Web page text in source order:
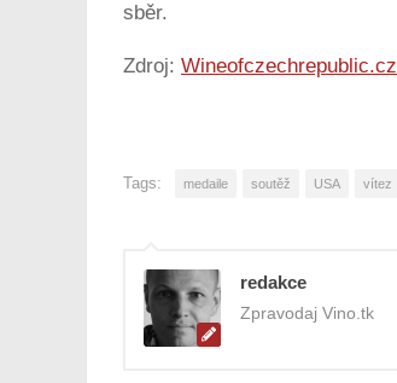
sběr.
Zdroj: Wineofczechrepublic.cz
Tags: medaile soutěž USA vítez
redakce
Zpravodaj Vino.tk